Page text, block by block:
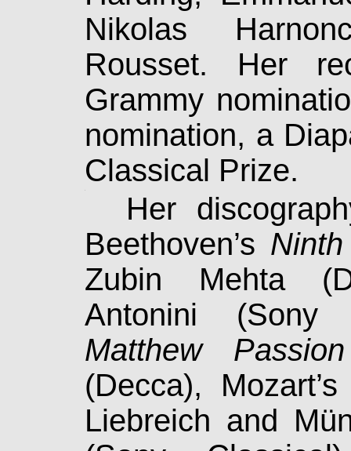
Nikolas
Rousset. Her
Grammy
nomination, a
Classical Prize.
.
Her
Beethoven’s
Zubin Mehta
Antonini
Matthew Passion
(Decca),
Lieb­reich and